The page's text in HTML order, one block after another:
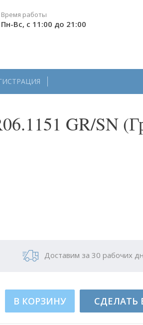
Время работы
Пн-Вс, с 11:00 до 21:00
GR/SN
Доставим за 30 рабочих
В КОРЗИНУ СДЕЛАТЬ